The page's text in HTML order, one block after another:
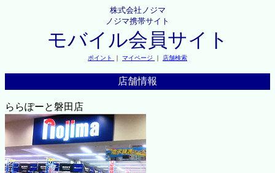
株式会社ノジマ
ノジマ携帯サイト
モバイル会員サイト
ポイント ｜ マイページ ｜ 店舗検索
店舗情報
ららぽーと磐田店